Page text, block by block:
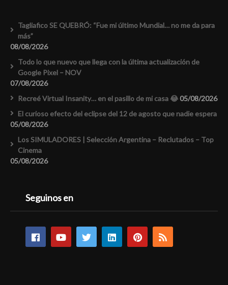
Tagliafico SE QUEBRÓ: “Fue mi último Mundial… no me da para
más”
08/08/2026
Todo lo que nuevo que llega con la última actualización de
Google Pixel – NOV
07/08/2026
Recreé Virtual Insanity… en el pasillo de mi casa 😂05/08/2026
El curioso efecto del eclipse del 12 de agosto que nadie espera
05/08/2026
Los SIMULADORES | Selección Argentina – Reclutados – Top
Cinema
05/08/2026
Seguinos en